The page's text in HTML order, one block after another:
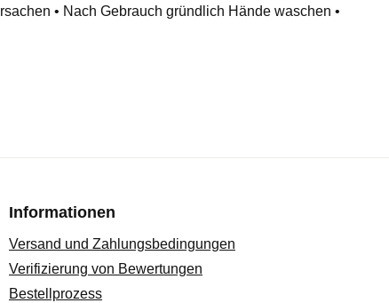
• Nach Gebrauch gründlich Hände waschen •
Informationen
Versand und Zahlungsbedingungen
Verifizierung von Bewertungen
Bestellprozess